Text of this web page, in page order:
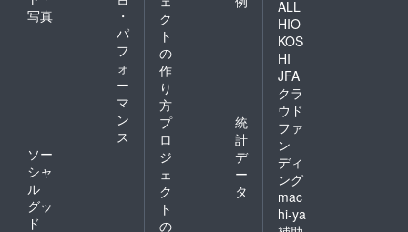
写真
・
パ
フ
ォ
ー
マ
ン
ス
ソー
シャ
ル
グッ
ド
ク
ト
の
作
り
方
プ
ロ
ジ
ェ
ク
ト
の
統
計
デ
ー
タ
ALL
HIO
KOS
HI
JFA
クラ
ウド
ファ
ン
ディ
ング
mac
hi-ya